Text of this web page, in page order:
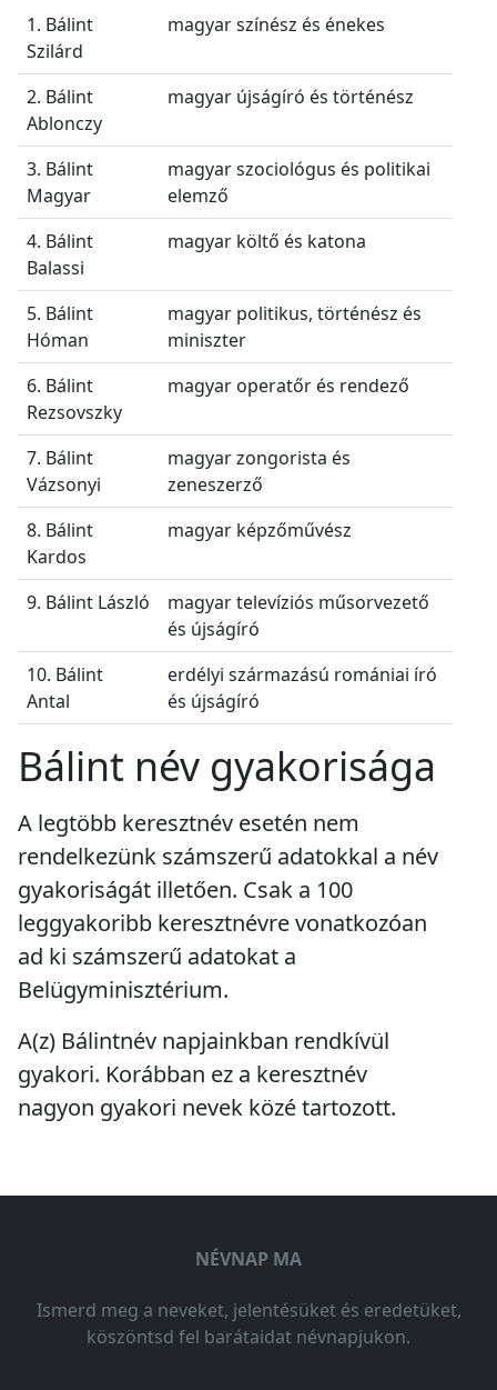
1. Bálint
Szilárd
magyar színész és énekes
2. Bálint
Ablonczy
magyar újságíró és történész
3. Bálint
Magyar
magyar szociológus és politikai
elemző
4. Bálint
Balassi
magyar költő és katona
5. Bálint
Hóman
magyar politikus, történész és
miniszter
6. Bálint
Rezsovszky
magyar operatőr és rendező
7. Bálint
Vázsonyi
magyar zongorista és
zeneszerző
8. Bálint
Kardos
magyar képzőművész
9. Bálint László
magyar televíziós műsorvezető
és újságíró
10. Bálint
Antal
erdélyi származású romániai író
és újságíró
Bálint név gyakorisága
A legtöbb keresztnév esetén nem
rendelkezünk számszerű adatokkal a név
gyakoriságát illetően. Csak a 100
leggyakoribb keresztnévre vonatkozóan
ad ki számszerű adatokat a
Belügyminisztérium.
A(z) Bálintnév napjainkban rendkívül
gyakori. Korábban ez a keresztnév
nagyon gyakori nevek közé tartozott.
NÉVNAP MA
Ismerd meg a neveket, jelentésüket és eredetüket,
köszöntsd fel barátaidat névnapjukon.